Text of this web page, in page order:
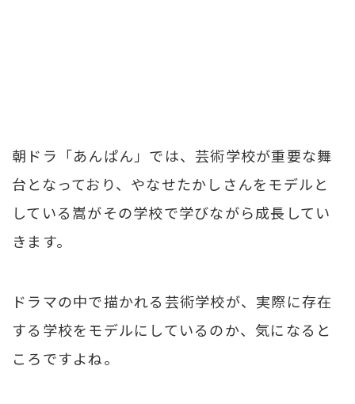
朝ドラ「あんぱん」では、芸術学校が重要な舞
台となっており、やなせたかしさんをモデルと
している嵩がその学校で学びながら成長してい
きます。
ドラマの中で描かれる芸術学校が、実際に存在
する学校をモデルにしているのか、気になると
ころですよね。